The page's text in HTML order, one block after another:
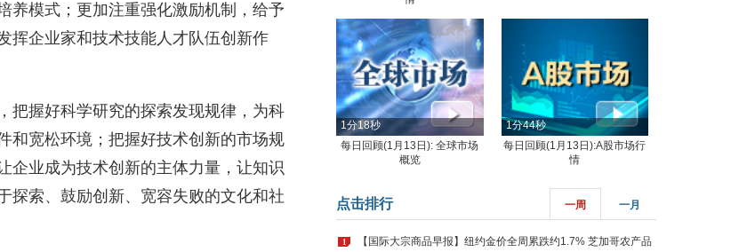
养模式；更加注重强化激励机制，给予
挥企业家和技术技能人才队伍创新作
握好科学研究的探索发现规律，为科
和宽松环境；把握好技术创新的市场规
企业成为技术创新的主体力量，让知识
探索、鼓励创新、宽容失败的文化和社
1分18秒
每日回顾(1月13日): 全球市场
概览
1分44秒
每日回顾(1月13日):A股市场行
情
1 【国际大宗商品早报】纽约金价全周累跌约1.7% 芝加哥农产品
全线上涨